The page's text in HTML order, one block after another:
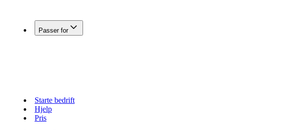
Passer for
Starte bedrift
Hjelp
Pris